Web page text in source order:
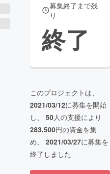
募集終了まで残
り
終了
このプロジェクトは、
2021/03/12に募集を開始
し、 50人の支援により
283,500円の資金を集
め、 2021/03/27に募集を
終了しました